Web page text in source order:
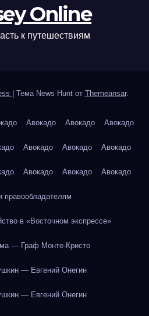
Online
к путешествиям
Тема News Hunt от Themeansar.
Авокадо Авокадо Авокадо
Авокадо Авокадо Авокадо
Авокадо Авокадо Авокадо
правообладателям
в «Восточном экспрессе»
— Граф Монте-Кристо
— Евгений Онегин
— Евгений Онегин